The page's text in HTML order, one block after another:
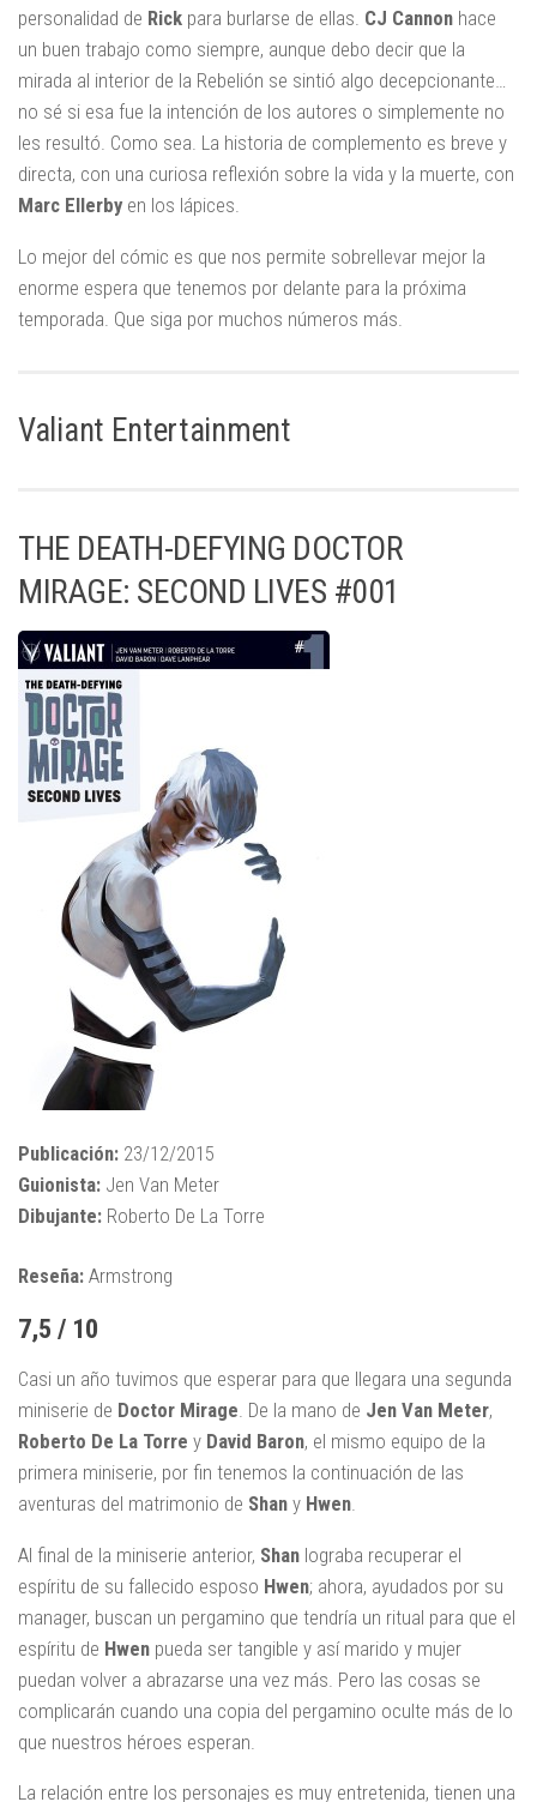
personalidad de Rick para burlarse de ellas. CJ Cannon hace
un buen trabajo como siempre, aunque debo decir que la
mirada al interior de la Rebelión se sintió algo decepcionante…
no sé si esa fue la intención de los autores o simplemente no
les resultó. Como sea. La historia de complemento es breve y
directa, con una curiosa reflexión sobre la vida y la muerte, con
Marc Ellerby en los lápices.
Lo mejor del cómic es que nos permite sobrellevar mejor la
enorme espera que tenemos por delante para la próxima
temporada. Que siga por muchos números más.
Valiant Entertainment
THE DEATH-DEFYING DOCTOR
MIRAGE: SECOND LIVES #001
Publicación: 23/12/2015
Guionista: Jen Van Meter
Dibujante: Roberto De La Torre
Reseña: Armstrong
7,5 / 10
Casi un año tuvimos que esperar para que llegara una segunda
miniserie de Doctor Mirage . De la mano de Jen Van Meter,
Roberto De La Torre y David Baron, el mismo equipo de la
primera miniserie, por fin tenemos la continuación de las
aventuras del matrimonio de Shan y Hwen
Al final de la miniserie anterior, Shan lograba recuperar el
espíritu de su fallecido esposo Hwen; ahora, ayudados por su
manager, buscan un pergamino que tendría un ritual para que el
espíritu de Hwen pueda ser tangible y así marido y mujer
puedan volver a abrazarse una vez más. Pero las cosas se
complicarán cuando una copia del pergamino oculte más de lo
que nuestros héroes esperan.
La relación entre los personajes es muy entretenida, tienen una